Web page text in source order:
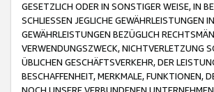
GESETZLICH ODER IN SONSTIGER WEISE, IN
SCHLIESSEN JEGLICHE GEWÄHRLEISTUNGEN
GEWÄHRLEISTUNGEN BEZÜGLICH
VERWENDUNGSZWECK, NICHTVERLETZUNG
ÜBLICHEN GESCHÄFTSVERKEHR, DER
BESCHAFFENHEIT, MERKMALE, FUNKTIONEN,